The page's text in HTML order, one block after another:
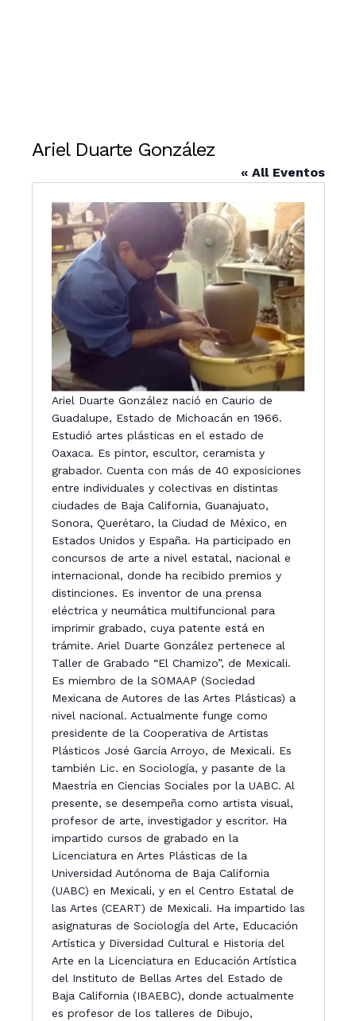
Ariel Duarte González
« All Eventos
Ariel Duarte González nació en Caurio de
Guadalupe, Estado de Michoacán en 1966.
Estudió artes plásticas en el estado de
Oaxaca. Es pintor, escultor, ceramista y
grabador. Cuenta con más de 40 exposiciones
entre individuales y colectivas en distintas
ciudades de Baja California, Guanajuato,
Sonora, Querétaro, la Ciudad de México, en
Estados Unidos y España. Ha participado en
concursos de arte a nivel estatal, nacional e
internacional, donde ha recibido premios y
distinciones. Es inventor de una prensa
eléctrica y neumática multifuncional para
imprimir grabado, cuya patente está en
trámite. Ariel Duarte González pertenece al
Taller de Grabado “El Chamizo”, de Mexicali.
Es miembro de la SOMAAP (Sociedad
Mexicana de Autores de las Artes Plásticas) a
nivel nacional. Actualmente funge como
presidente de la Cooperativa de Artistas
Plásticos José García Arroyo, de Mexicali. Es
también Lic. en Sociología, y pasante de la
Maestría en Ciencias Sociales por la UABC. Al
presente, se desempeña como artista visual,
profesor de arte, investigador y escritor. Ha
impartido cursos de grabado en la
Licenciatura en Artes Plásticas de la
Universidad Autónoma de Baja California
(UABC) en Mexicali, y en el Centro Estatal de
las Artes (CEART) de Mexicali. Ha impartido las
asignaturas de Sociología del Arte, Educación
Artística y Diversidad Cultural e Historia del
Arte en la Licenciatura en Educación Artística
del Instituto de Bellas Artes del Estado de
Baja California (IBAEBC), donde actualmente
es profesor de los talleres de Dibujo,